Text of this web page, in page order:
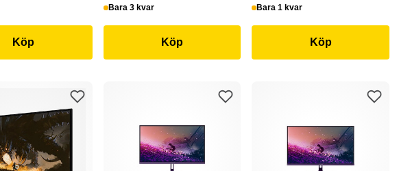
Köp
Bara 3 kvar
Köp
Bara 1 kvar
Köp